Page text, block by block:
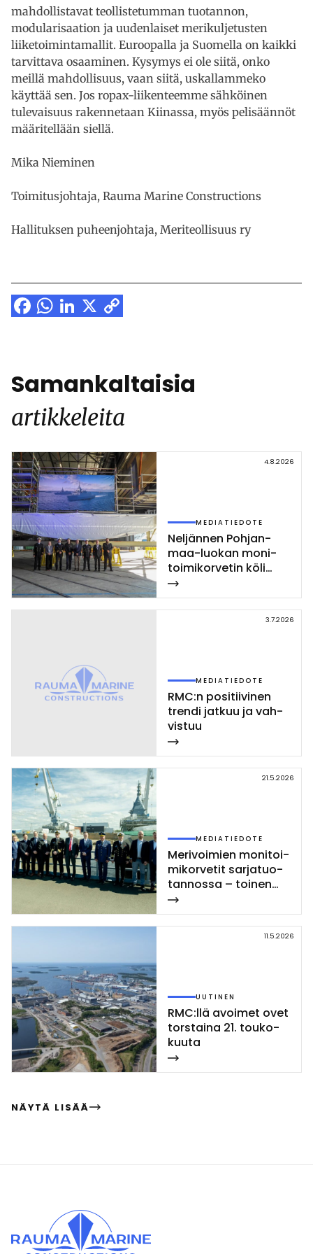
mahdollistavat teollistetumman tuotannon,
modularisaation ja uudenlaiset merikuljetusten
liiketoimintamallit. Euroopalla ja Suomella on kaikki
tarvittava osaaminen. Kysymys ei ole siitä, onko
meillä mahdollisuus, vaan siitä, uskallammeko
käyttää sen. Jos ropax-liikenteemme sähköinen
tulevaisuus rakennetaan Kiinassa, myös pelisäännöt
määritellään siellä.
Mika Nieminen
Toimitusjohtaja, Rauma Marine Constructions
Hallituksen puheenjohtaja, Meriteollisuus ry
Samankaltaisia
artikkeleita
4.8.2026
MEDIATIEDOTE
Nel­jän­nen Poh­jan­
maa-luo­kan mo­ni­
toi­mi­kor­ve­tin kö­li
las­ket­tiin Rau­mal­la
3.7.2026
MEDIATIEDOTE
RMC:n po­si­tii­vi­nen
tren­di jat­kuu ja vah­
vis­tuu
21.5.2026
MEDIATIEDOTE
Me­ri­voi­mien mo­ni­toi­
mi­kor­ve­tit sar­ja­tuo­
tan­nos­sa – toi­nen
Poh­jan­maa-luo­kan
kor­vet­ti las­ket­tiin ve­
sil­le Rau­mal­la
11.5.2026
UUTINEN
RMC:llä avoi­met ovet
tors­tai­na 21. tou­ko­
kuu­ta
NÄYTÄ LISÄÄ